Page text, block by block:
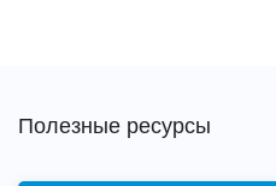
Полезные ресурсы